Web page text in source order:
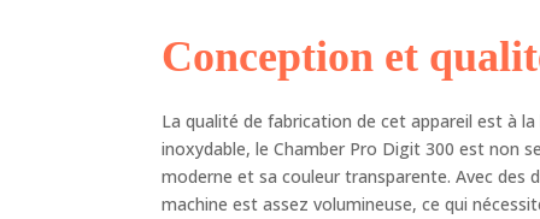
Conception et
La qualité de fabrication de cet appareil est à
inoxydable, le Chamber Pro Digit 300 est non
moderne et sa couleur transparente. Avec des
machine est assez volumineuse, ce qui